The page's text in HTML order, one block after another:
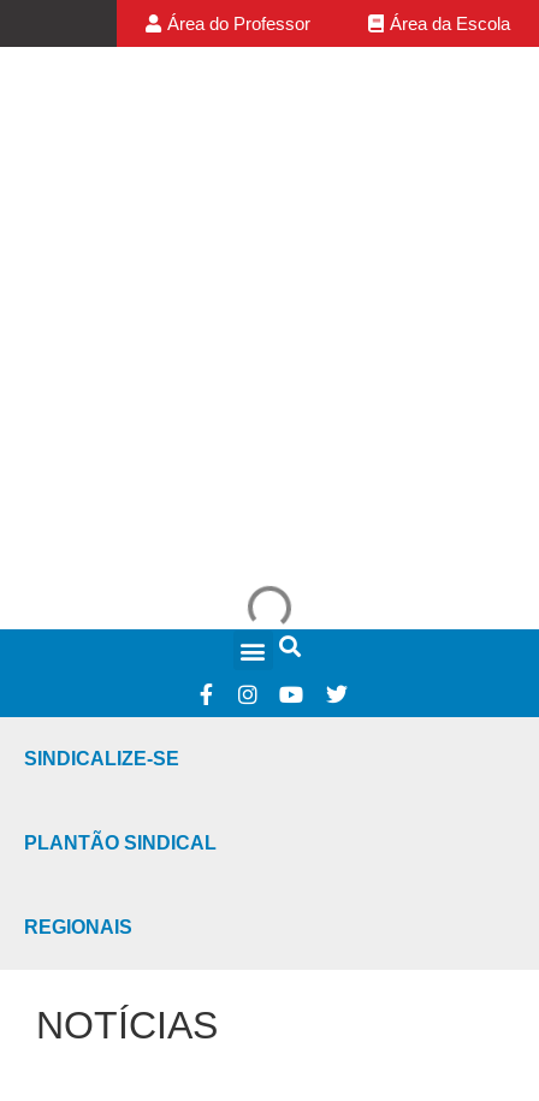
Área do Professor Área da Escola
SINDICALIZE-SE
PLANTÃO SINDICAL
REGIONAIS
NOTÍCIAS